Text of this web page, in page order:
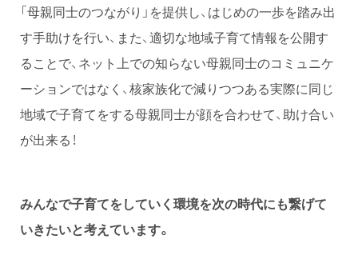
「母親同士のつながり」を提供し、はじめの一歩を踏み出
す手助けを行い、また、適切な地域子育て情報を公開す
ることで、ネット上での知らない母親同士のコミュニケ
ーションではなく、核家族化で減りつつある実際に同じ
地域で子育てをする母親同士が顔を合わせて、助け合い
が出来る！
みんなで子育てをしていく環境を次の時代にも繋げて
いきたいと考えています。